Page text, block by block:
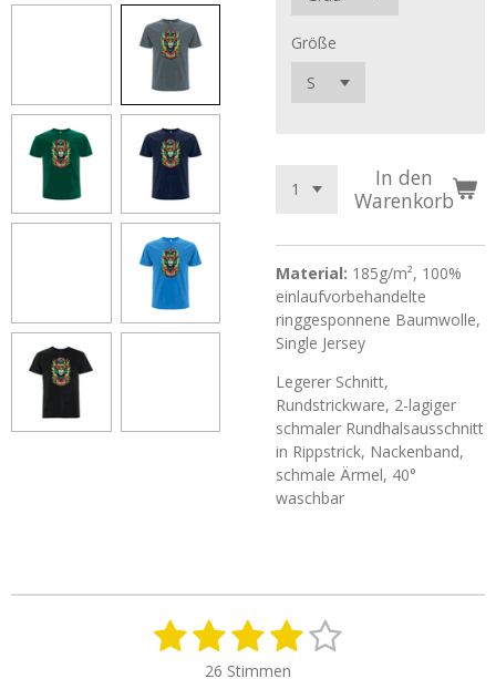
Größe
In den
Warenkorb
Material: 185g/m², 100%
einlaufvorbehandelte
ringgesponnene Baumwolle,
Single Jersey
Legerer Schnitt,
Rundstrickware, 2-lagiger
schmaler Rundhalsausschnitt
in Rippstrick, Nackenband,
schmale Ärmel, 40°
waschbar
1 2 3 4 5
26 Stimmen